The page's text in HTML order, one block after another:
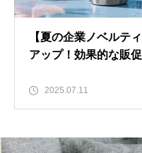
【夏の企業ノベルテ
アップ！効果的な販
2025.07.11